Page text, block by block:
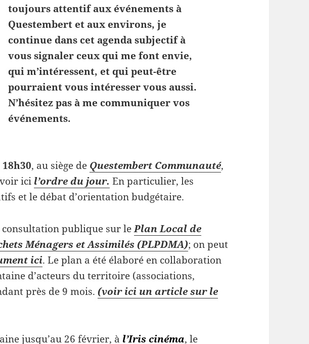
toujours attentif aux événements à
Questembert et aux environs, je
continue dans cet agenda subjectif à
vous signaler ceux qui me font envie,
qui m’intéressent, et qui peut-être
pourraient vous intéresser vous aussi.
N’hésitez pas à me communiquer vos
événements.
, au siège de Questembert Communauté,
ici l’ordre du jour. En particulier, les
et le débat d’orientation budgétaire.
consultation publique sur lePlan Local de
Ménagers et Assimilés (PLPDMA); on peut
ici. Le plan a été élaboré en collaboration
d’acteurs du territoire (associations,
près de 9 mois.(voir ici un article sur le
jusqu’au 26 février, à l’Iris cinéma, le